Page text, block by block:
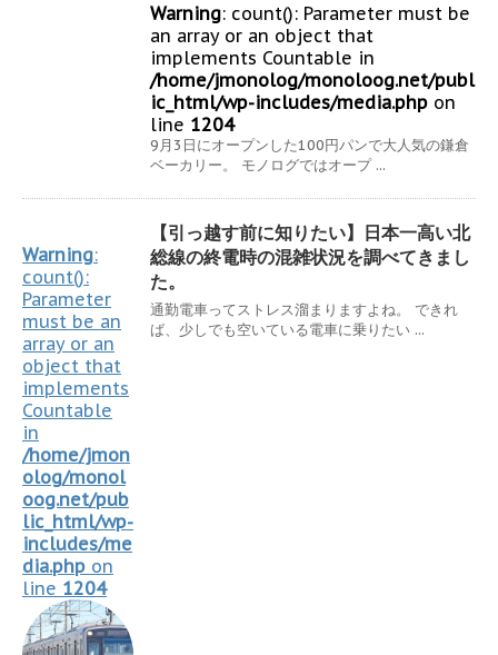
Warning: count(): Parameter must be
an array or an object that
implements Countable in
/home/jmonolog/monoloog.net/publ
ic_html/wp-includes/media.php on
line 1204
9月3日にオープンした100円パンで大人気の鎌倉
ベーカリー。 モノログではオープ ...
Warning:
count():
Parameter
must be an
array or an
object that
implements
Countable
in
/home/jmon
olog/monol
oog.net/pub
lic_html/wp-
includes/me
dia.php on
line 1204
【引っ越す前に知りたい】日本一高い北
総線の終電時の混雑状況を調べてきまし
た。
通勤電車ってストレス溜まりますよね。 できれ
ば、少しでも空いている電車に乗りたい ...